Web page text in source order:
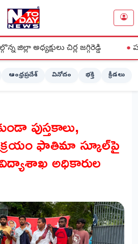
చిర్ల జగ్గిరెడ్డి ●పల్నాడు జిల్లా
ఆంధ్రప్రదేశ్ వినోదం భక్తి క్రీడలు
పుస్తకాలు,
ఫాతిమా స్కూల్‌పై
అధికారుల